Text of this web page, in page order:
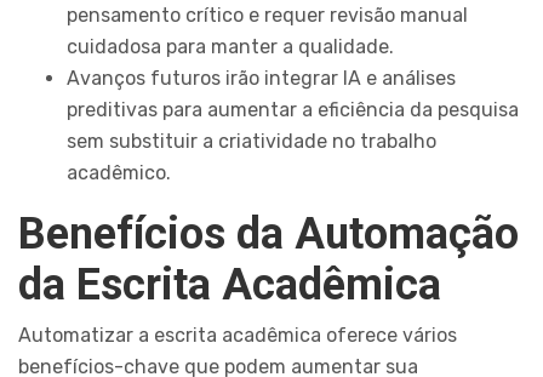
pensamento crítico e requer revisão manual
cuidadosa para manter a qualidade.
Avanços futuros irão integrar IA e análises
preditivas para aumentar a eficiência da pesquisa
sem substituir a criatividade no trabalho
acadêmico.
Benefícios da Automação
da Escrita Acadêmica
Automatizar a escrita acadêmica oferece vários
benefícios-chave que podem aumentar sua